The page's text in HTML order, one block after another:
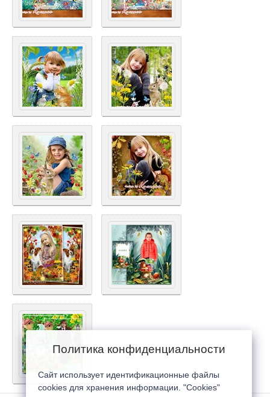
Политика конфиденциальности
Сайт использует идентификационные файлы
cookies для хранения информации. "Cookies"